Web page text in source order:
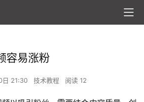
容易涨粉
日 21:30 技术教程 阅读 12